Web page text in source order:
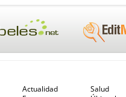
Actualidad Salud